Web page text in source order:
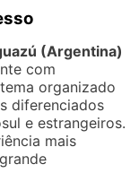
(Argentina)
com
organizado
diferenciados
e estrangeiros.
mais